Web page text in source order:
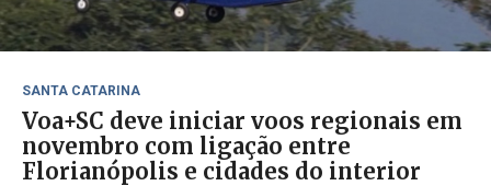
SANTA CATARINA
Voa+SC deve iniciar voos regionais em
novembro com ligação entre
Florianópolis e cidades do interior